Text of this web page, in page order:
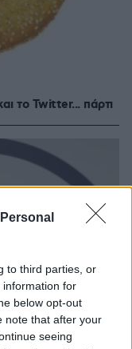
to third parties, or
information for
below opt-out
note that after your
seeing
το Twitter... πάρτι